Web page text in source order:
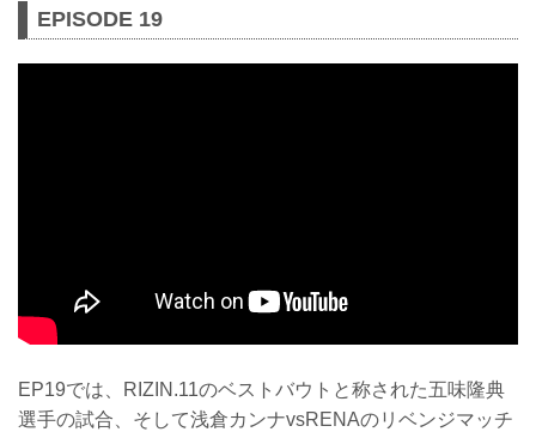
EPISODE 19
EP19では、RIZIN.11のベストバウトと称された五味隆典
選手の試合、そして浅倉カンナvsRENAのリベンジマッチ